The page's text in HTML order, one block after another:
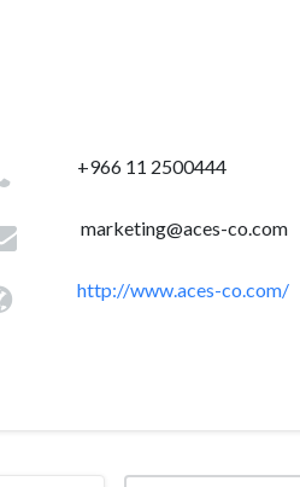
+966 11 2500444
marketing@aces-co.com
http://www.aces-co.com/